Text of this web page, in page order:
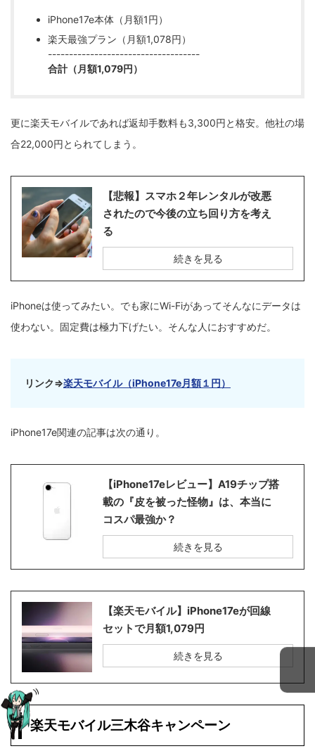
iPhone17e本体（月額1円）
楽天最強プラン（月額1,078円）
------------------------------------
合計（月額1,079円）
更に楽天モバイルであれば返却手数料も3,300円と格安。他社の場
合22,000円とられてしまう。
【悲報】スマホ２年レンタルが改悪
されたので今後の立ち回り方を考え
る
続きを見る
iPhoneは使ってみたい。でも家にWi-Fiがあってそんなにデータは
使わない。固定費は極力下げたい。そんな人におすすめだ。
リンク⇒楽天モバイル（iPhone17e月額１円）
iPhone17e関連の記事は次の通り。
【iPhone17eレビュー】A19チップ搭
載の『皮を被った怪物』は、本当に
コスパ最強か？
続きを見る
【楽天モバイル】iPhone17eが回線
セットで月額1,079円
続きを見る
楽天モバイル三木谷キャンペーン